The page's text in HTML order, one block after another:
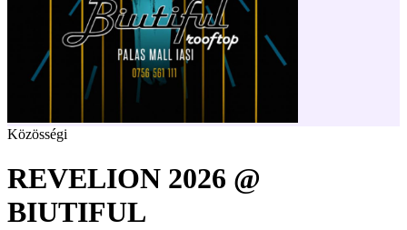
Közösségi
REVELION 2026 @
BIUTIFUL